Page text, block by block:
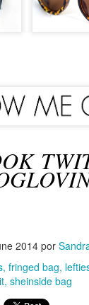
2014 por
fringed bag
sheinside bag